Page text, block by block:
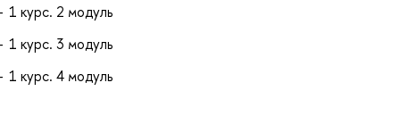
1 курс. 2 модуль
1 курс. 3 модуль
1 курс. 4 модуль